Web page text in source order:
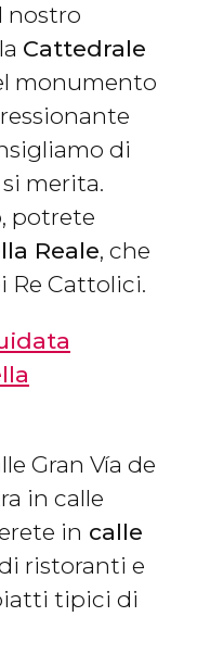
nostro
Cattedrale
monumento
di
merita.
potrete
Reale, che
Re Cattolici.
Gran Vía de
in calle
in calle
ristoranti e
tipici di